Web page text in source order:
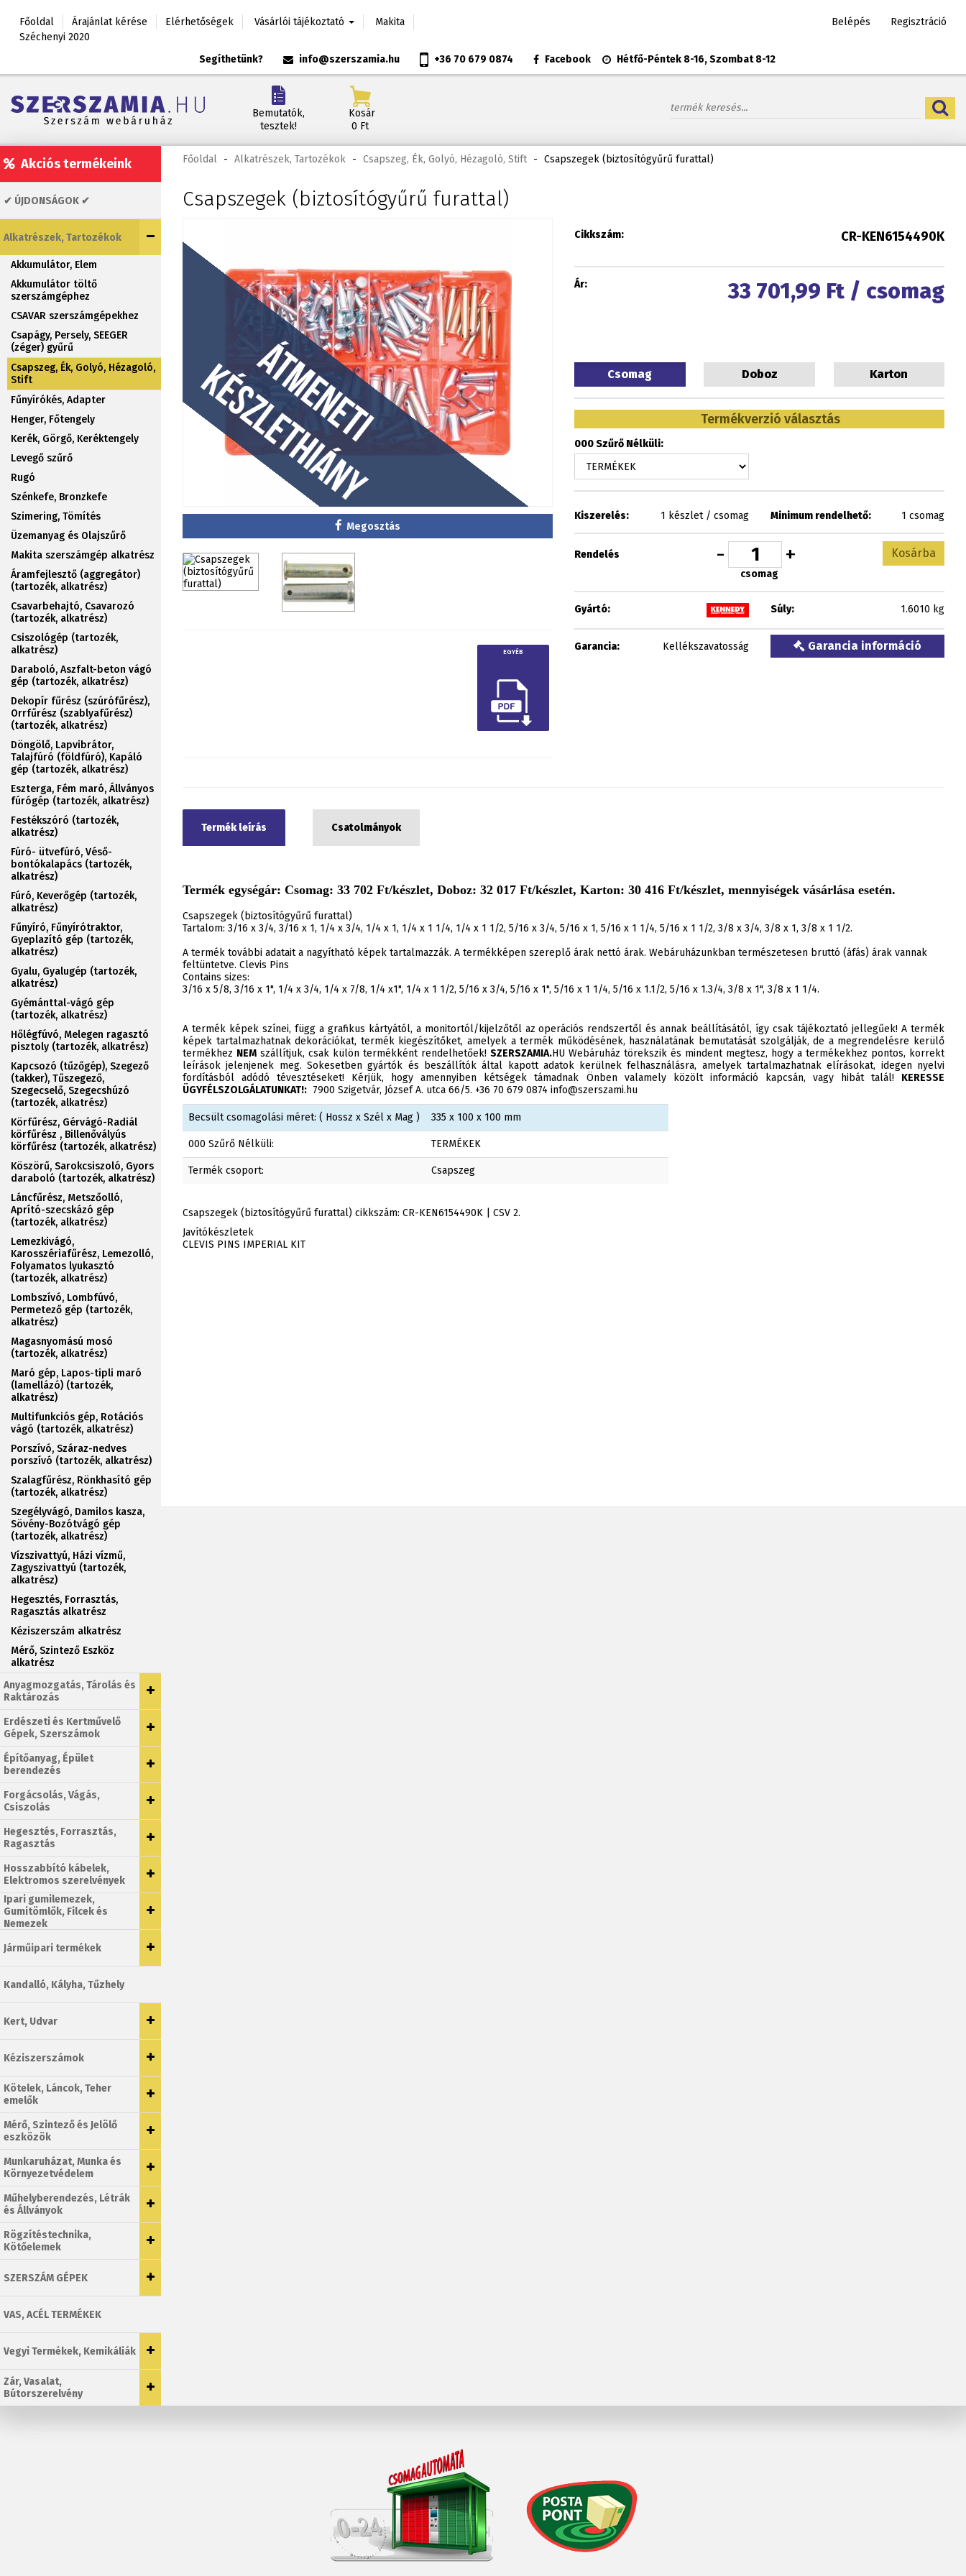
Főoldal Árajánlat kérése Elérhetőségek Vásárlói tájékoztató
Makita
Széchenyi 2020
Belépés Regisztráció
Segíthetünk? info@szerszamia.hu +36 70 679 0874 Facebook Hétfő-Péntek 8-16, Szombat 8-12
Bemutatók,
tesztek!
Kosár
0 Ft
Akciós termékeink
✔ ÚJDONSÁGOK ✔
Alkatrészek, Tartozékok
Akkumulátor, Elem
Akkumulátor töltő
szerszámgéphez
CSAVAR szerszámgépekhez
Csapágy, Persely, SEEGER
(zéger) gyűrű
Csapszeg, Ék, Golyó, Hézagoló,
Stift
Fűnyírókés, Adapter
Henger, Főtengely
Kerék, Görgő, Keréktengely
Levegő szűrő
Rugó
Szénkefe, Bronzkefe
Szimering, Tömítés
Üzemanyag és Olajszűrő
Makita szerszámgép alkatrész
Áramfejlesztő (aggregátor)
(tartozék, alkatrész)
Csavarbehajtó, Csavarozó
(tartozék, alkatrész)
Csiszológép (tartozék,
alkatrész)
Daraboló, Aszfalt-beton vágó
gép (tartozék, alkatrész)
Dekopír fűrész (szúrófűrész),
Orrfűrész (szablyafűrész)
(tartozék, alkatrész)
Döngölő, Lapvibrátor,
Talajfúró (földfúró), Kapáló
gép (tartozék, alkatrész)
Eszterga, Fém maró, Állványos
fúrógép (tartozék, alkatrész)
Festékszóró (tartozék,
alkatrész)
Fúró- ütvefúró, Véső-
bontókalapács (tartozék,
alkatrész)
Fúró, Keverőgép (tartozék,
alkatrész)
Fűnyíró, Fűnyírótraktor,
Gyeplazító gép (tartozék,
alkatrész)
Gyalu, Gyalugép (tartozék,
alkatrész)
Gyémánttal-vágó gép
(tartozék, alkatrész)
Hőlégfúvó, Melegen ragasztó
pisztoly (tartozék, alkatrész)
Kapcsozó (tűzőgép), Szegező
(takker), Tűszegező,
Szegecselő, Szegecshúzó
(tartozék, alkatrész)
Körfűrész, Gérvágó-Radiál
körfűrész , Billenővályús
körfűrész (tartozék, alkatrész)
Köszörű, Sarokcsiszoló, Gyors
daraboló (tartozék, alkatrész)
Láncfűrész, Metszőolló,
Aprító-szecskázó gép
(tartozék, alkatrész)
Lemezkivágó,
Karosszériafűrész, Lemezolló,
Folyamatos lyukasztó
(tartozék, alkatrész)
Lombszívó, Lombfúvó,
Permetező gép (tartozék,
alkatrész)
Magasnyomású mosó
(tartozék, alkatrész)
Maró gép, Lapos-tipli maró
(lamellázó) (tartozék,
alkatrész)
Multifunkciós gép, Rotációs
vágó (tartozék, alkatrész)
Porszívó, Száraz-nedves
porszívó (tartozék, alkatrész)
Szalagfűrész, Rönkhasító gép
(tartozék, alkatrész)
Szegélyvágó, Damilos kasza,
Sövény-Bozótvágó gép
(tartozék, alkatrész)
Vízszivattyú, Házi vízmű,
Zagyszivattyú (tartozék,
alkatrész)
Hegesztés, Forrasztás,
Ragasztás alkatrész
Kéziszerszám alkatrész
Mérő, Szintező Eszköz
alkatrész
Anyagmozgatás, Tárolás és
Raktározás
Erdészeti és Kertművelő
Gépek, Szerszámok
Építőanyag, Épület
berendezés
Forgácsolás, Vágás,
Csiszolás
Hegesztés, Forrasztás,
Ragasztás
Hosszabbító kábelek,
Elektromos szerelvények
Ipari gumilemezek,
Gumitömlők, Filcek és
Nemezek
Járműipari termékek
Kandalló, Kályha, Tűzhely
Kert, Udvar
Kéziszerszámok
Kötelek, Láncok, Teher
emelők
Mérő, Szintező és Jelölő
eszközök
Munkaruházat, Munka és
Környezetvédelem
Műhelyberendezés, Létrák
és Állványok
Rögzítéstechnika,
Kötőelemek
SZERSZÁM GÉPEK
VAS, ACÉL TERMÉKEK
Vegyi Termékek, Kemikáliák
Zár, Vasalat,
Bútorszerelvény
Főoldal - Alkatrészek, Tartozékok - Csapszeg, Ék, Golyó, Hézagoló, Stift - Csapszegek (biztosítógyűrű furattal)
Csapszegek (biztosítógyűrű furattal)
Megosztás
EGYÉB
Cikkszám: CR-KEN6154490K
Ár: 33 701,99 Ft / csomag
Csomag Doboz Karton
Termékverzió választás
000 Szűrő Nélküli:
Kiszerelés: 1 készlet / csomag Minimum rendelhető: 1 csomag
Rendelés - +
csomag
Kosárba
Gyártó: Súly: 1.6010 kg
Garancia: Kellékszavatosság Garancia információ
Termék leírás Csatolmányok
Termék egységár: Csomag: 33 702 Ft/készlet, Doboz: 32 017 Ft/készlet, Karton: 30 416 Ft/készlet, mennyiségek vásárlása esetén.
Csapszegek (biztosítógyűrű furattal)
Tartalom: 3/16 x 3/4, 3/16 x 1, 1/4 x 3/4, 1/4 x 1, 1/4 x 1 1/4, 1/4 x 1 1/2, 5/16 x 3/4, 5/16 x 1, 5/16 x 1 1/4, 5/16 x 1 1/2, 3/8 x 3/4, 3/8 x 1, 3/8 x 1 1/2.
A termék további adatait a nagyítható képek tartalmazzák. A termékképen szereplő árak nettó árak. Webáruházunkban természetesen bruttó (áfás) árak vannak
feltüntetve. Clevis Pins
Contains sizes:
3/16 x 5/8, 3/16 x 1", 1/4 x 3/4, 1/4 x 7/8, 1/4 x1", 1/4 x 1 1/2, 5/16 x 3/4, 5/16 x 1", 5/16 x 1 1/4, 5/16 x 1.1/2, 5/16 x 1.3/4, 3/8 x 1", 3/8 x 1 1/4.
A termék képek színei, függ a grafikus kártyától, a monitortól/kijelzőtől az operációs rendszertől és annak beállításától, így csak tájékoztató jellegűek! A termék
képek tartalmazhatnak dekorációkat, termék kiegészítőket, amelyek a termék működésének, használatának bemutatását szolgálják, de a megrendelésre kerülő
termékhez NEM szállítjuk, csak külön termékként rendelhetőek! SZERSZAMIA.HU Webáruház törekszik és mindent megtesz, hogy a termékekhez pontos, korrekt
leírások jelenjenek meg. Sokesetben gyártók és beszállítók által kapott adatok kerülnek felhasználásra, amelyek tartalmazhatnak elírásokat, idegen nyelvi
fordításból adódó tévesztéseket! Kérjük, hogy amennyiben kétségek támadnak Önben valamely közölt információ kapcsán, vagy hibát talál! KERESSE
ÜGYFÉLSZOLGÁLATUNKAT!: 7900 Szigetvár, József A. utca 66/5. +36 70 679 0874 info@szerszami.hu
Becsült csomagolási méret: ( Hossz x Szél x Mag ) 335 x 100 x 100 mm
000 Szűrő Nélküli: TERMÉKEK
Termék csoport: Csapszeg
Csapszegek (biztosítógyűrű furattal) cikkszám: CR-KEN6154490K | CSV 2.
Javítókészletek
CLEVIS PINS IMPERIAL KIT